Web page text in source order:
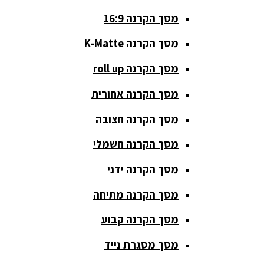
סאבים
וחצובות
ערכת קריוקי
שקטות
מערכות
הגברה
פלטות DJ
קונטרולים
מסך הקרנה 16:9
מסך הקרנה K-Matte
מסך הקרנה roll up
מסך הקרנה אחורית
מסך הקרנה חצובה
מסך הקרנה חשמלי
מסך הקרנה ידני
מסך הקרנה מתיחה
מסך הקרנה קבוע
מסך מסגרת נייד